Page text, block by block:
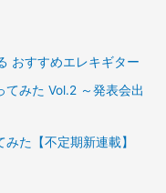
おすすめエレキギター
てみた Vol.2 ～発表会出
た【不定期新連載】